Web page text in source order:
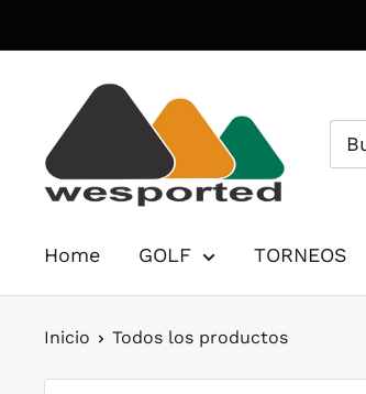
directamente
contenidoSPORTED
Home GOLF TORNEOS
Inicio Todos los productos